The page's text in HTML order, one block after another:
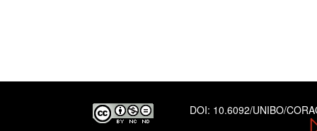
DOI: 10.6092/UNIBO/